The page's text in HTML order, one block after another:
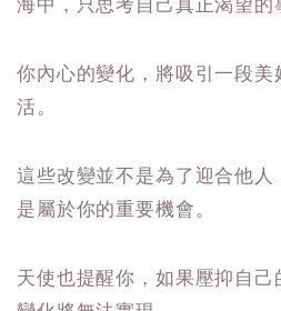
海中，只思考自己真正渴望的
你內心的變化，將吸引一段美
活。
這些改變並不是為了迎合他人
是屬於你的重要機會。
天使也提醒你，如果壓抑自